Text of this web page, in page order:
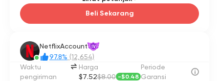
Beli Sekarang
NetflixAccount IV
97.8% (12,654)
Waktu
pengiriman
Periode
Garansi
Harga
$7.52$8.00 -$0.48